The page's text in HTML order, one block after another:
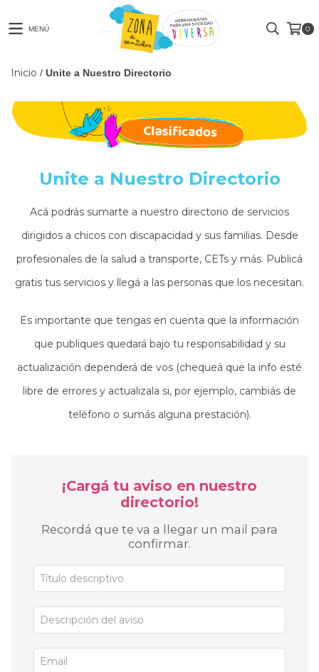
MENÚ 0
Inicio / Unite a Nuestro Directorio
Unite a Nuestro Directorio
Acá podrás sumarte a nuestro directorio de servicios
dirigidos a chicos con discapacidad y sus familias. Desde
profesionales de la salud a transporte, CETs y más. Publicá
gratis tus servicios y llegá a las personas que los necesitan.
Es importante que tengas en cuenta que la información
que publiques quedará bajo tu responsabilidad y su
actualización dependerá de vos (chequeá que la info esté
libre de errores y actualizala si, por ejemplo, cambiás de
teléfono o sumás alguna prestación).
¡Cargá tu aviso en nuestro
directorio!
Recordá que te va a llegar un mail para
confirmar.